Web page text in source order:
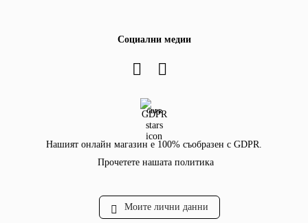
Социални медии
GDPR
Нашият онлайн магазин е 100% съобразен с GDPR.
Прочетете нашата политика
Моите лични данни